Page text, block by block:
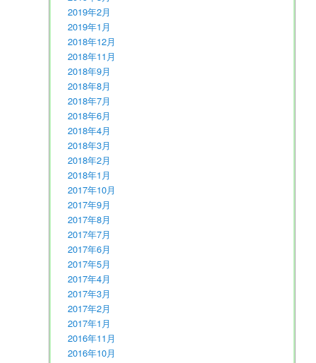
2019年2月
2019年1月
2018年12月
2018年11月
2018年9月
2018年8月
2018年7月
2018年6月
2018年4月
2018年3月
2018年2月
2018年1月
2017年10月
2017年9月
2017年8月
2017年7月
2017年6月
2017年5月
2017年4月
2017年3月
2017年2月
2017年1月
2016年11月
2016年10月